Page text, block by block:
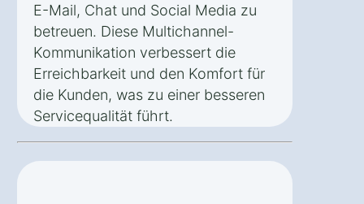
E-Mail, Chat und Social Media zu
betreuen. Diese Multichannel-
Kommunikation verbessert die
Erreichbarkeit und den Komfort für
die Kunden, was zu einer besseren
Servicequalität führt.